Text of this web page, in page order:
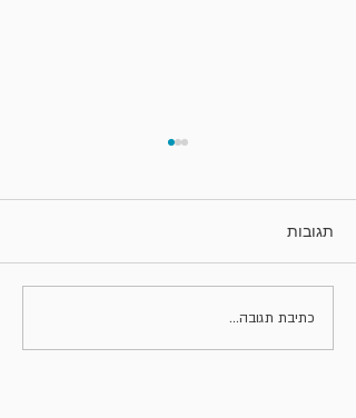
תגובות
כתיבת תגובה...